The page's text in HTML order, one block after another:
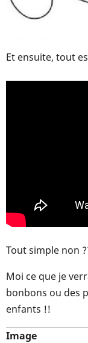
Et ensuite, tout
Tout simple non
Moi ce que je
bonbons ou des
enfants !!
Image